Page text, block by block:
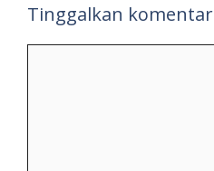
Tinggalkan komentar